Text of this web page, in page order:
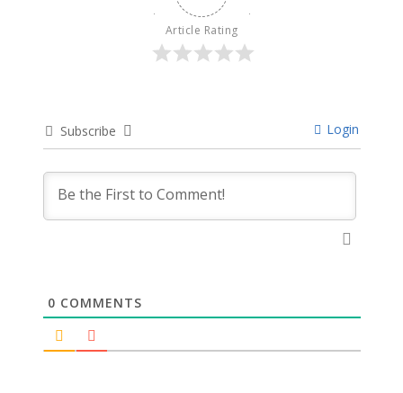
Article Rating
Subscribe Login
0 COMMENTS